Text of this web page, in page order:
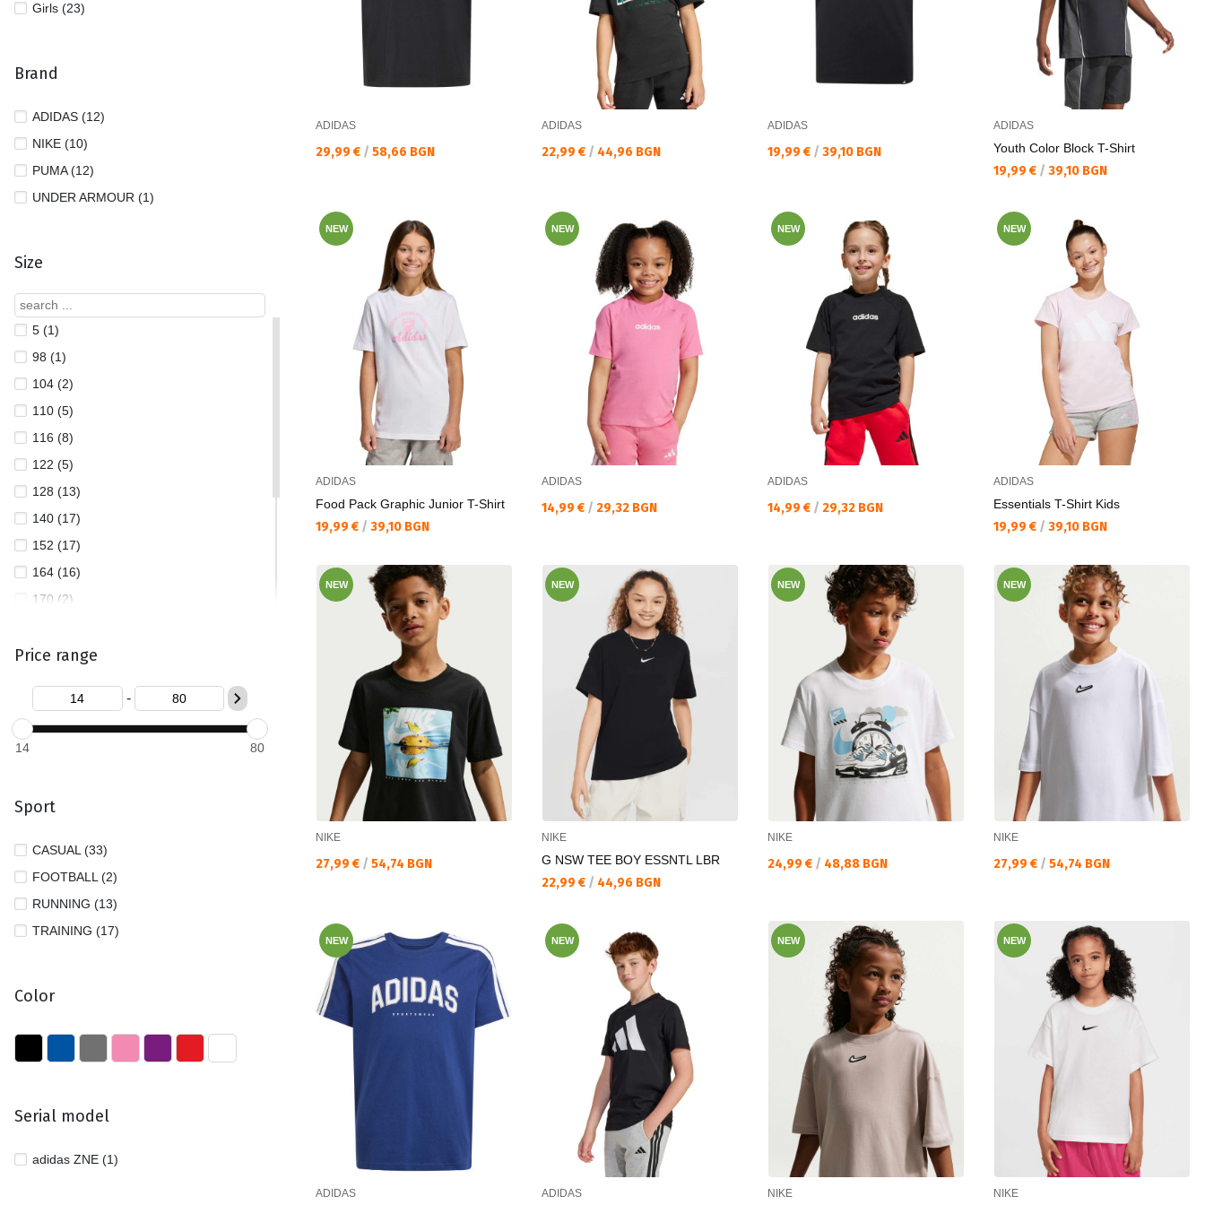
Girls (23)
Brand
ADIDAS (12)
NIKE (10)
PUMA (12)
UNDER ARMOUR (1)
Size
5 (1)
98 (1)
104 (2)
110 (5)
116 (8)
122 (5)
128 (13)
140 (17)
152 (17)
164 (16)
170 (2)
L (7)
S (8)
XL (7)
Price range
-
14 80
Sport
CASUAL (33)
FOOTBALL (2)
RUNNING (13)
TRAINING (17)
Color
Serial model
adidas ZNE (1)
ADIDAS
Текуща цена:
29,99 € / 58,66 BGN
ADIDAS
Текуща цена:
22,99 € / 44,96 BGN
ADIDAS
Текуща цена:
19,99 € / 39,10 BGN
ADIDAS
Youth Color Block T-Shirt
Текуща цена:
19,99 € / 39,10 BGN
NEW
ADIDAS
Food Pack Graphic Junior T-Shirt
Текуща цена:
19,99 € / 39,10 BGN
NEW
ADIDAS
Текуща цена:
14,99 € / 29,32 BGN
NEW
ADIDAS
Текуща цена:
14,99 € / 29,32 BGN
NEW
ADIDAS
Essentials T-Shirt Kids
Текуща цена:
19,99 € / 39,10 BGN
NEW
NIKE
Текуща цена:
27,99 € / 54,74 BGN
NEW
NIKE
G NSW TEE BOY ESSNTL LBR
Текуща цена:
22,99 € / 44,96 BGN
NEW
NIKE
Текуща цена:
24,99 € / 48,88 BGN
NEW
NIKE
Текуща цена:
27,99 € / 54,74 BGN
NEW
ADIDAS
NEW
ADIDAS
NEW
NIKE
NEW
NIKE